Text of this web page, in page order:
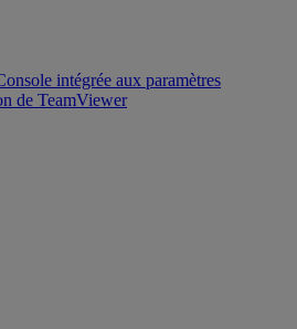
intégrée aux paramètres
de TeamViewer